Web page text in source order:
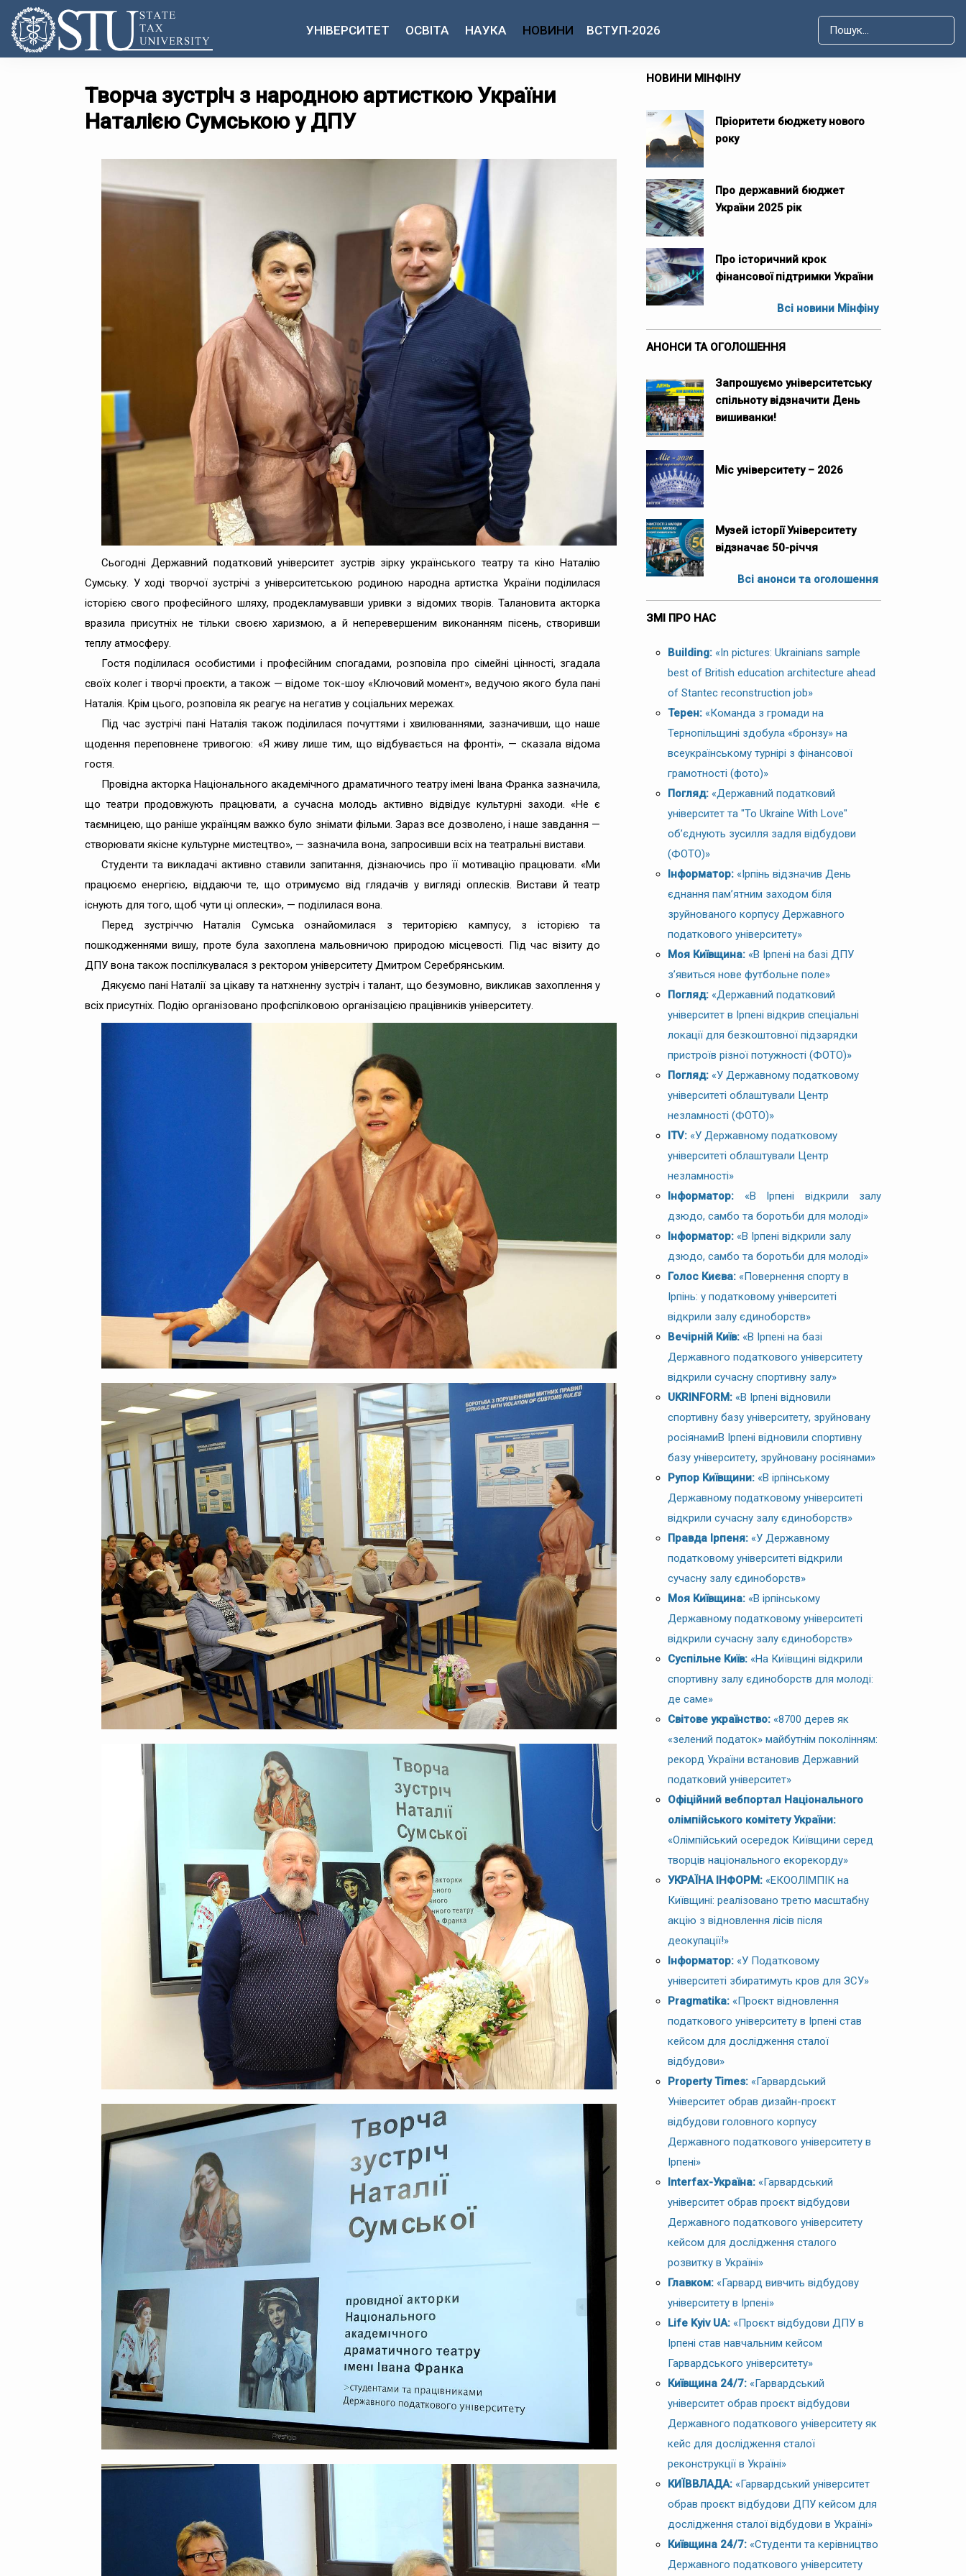
УНІВЕРСИТЕТ ОСВІТА НАУКА НОВИНИ ВСТУП-2026
Творча зустріч з народною артисткою України
Наталією Сумською у ДПУ
Сьогодні Державний податковий університет зустрів зірку українського театру та кіно Наталію
Сумську. У ході творчої зустрічі з університетською родиною народна артистка України поділилася
історією свого професійного шляху, продекламувавши уривки з відомих творів. Талановита акторка
вразила присутніх не тільки своєю харизмою, а й неперевершеним виконанням пісень, створивши
теплу атмосферу.
Гостя поділилася особистими і професійним спогадами, розповіла про сімейні цінності, згадала
своїх колег і творчі проєкти, а також — відоме ток-шоу «Ключовий момент», ведучою якого була пані
Наталія. Крім цього, розповіла як реагує на негатив у соціальних мережах.
Під час зустрічі пані Наталія також поділилася почуттями і хвилюваннями, зазначивши, що наше
щодення переповнене тривогою: «Я живу лише тим, що відбувається на фронті», — сказала відома
гостя.
Провідна акторка Національного академічного драматичного театру імені Івана Франка зазначила,
що театри продовжують працювати, а сучасна молодь активно відвідує культурні заходи. «Не є
таємницею, що раніше українцям важко було знімати фільми. Зараз все дозволено, і наше завдання —
створювати якісне культурне мистецтво», — зазначила вона, запросивши всіх на театральні вистави.
Студенти та викладачі активно ставили запитання, дізнаючись про її мотивацію працювати. «Ми
працюємо енергією, віддаючи те, що отримуємо від глядачів у вигляді оплесків. Вистави й театр
існують для того, щоб чути ці оплески», — поділилася вона.
Перед зустріччю Наталія Сумська ознайомилася з територією кампусу, з історією та
пошкодженнями вишу, проте була захоплена мальовничою природою місцевості. Під час візиту до
ДПУ вона також поспілкувалася з ректором університету Дмитром Серебрянським.
Дякуємо пані Наталії за цікаву та натхненну зустріч і талант, що безумовно, викликав захоплення у
всіх присутніх. Подію організовано профспілковою організацією працівників університету.
НОВИНИ МІНФІНУ
Пріоритети бюджету нового
року
Про державний бюджет
України 2025 рік
Про історичний крок
фінансової підтримки України
Всі новини Мінфіну
АНОНСИ ТА ОГОЛОШЕННЯ
Запрошуємо університетську
спільноту відзначити День
вишиванки!
Міс університету – 2026
Музей історії Університету
відзначає 50-річчя
Всі анонси та оголошення
ЗМІ ПРО НАС
Building: «In pictures: Ukrainians sample
best of British education architecture ahead
of Stantec reconstruction job»
Терен: «Команда з громади на
Тернопільщині здобула «бронзу» на
всеукраїнському турнірі з фінансової
грамотності (фото)»
Погляд: «Державний податковий
університет та "To Ukraine With Love"
об’єднують зусилля задля відбудови
(ФОТО)»
Інформатор: «Ірпінь відзначив День
єднання пам’ятним заходом біля
зруйнованого корпусу Державного
податкового університету»
Моя Київщина: «В Ірпені на базі ДПУ
з’явиться нове футбольне поле»
Погляд: «Державний податковий
університет в Ірпені відкрив спеціальні
локації для безкоштовної підзарядки
пристроїв різної потужності (ФОТО)»
Погляд: «У Державному податковому
університеті облаштували Центр
незламності (ФОТО)»
ITV: «У Державному податковому
університеті облаштували Центр
незламності»
Інформатор: «В Ірпені відкрили залу
дзюдо, самбо та боротьби для молоді»
Інформатор: «В Ірпені відкрили залу
дзюдо, самбо та боротьби для молоді»
Голос Києва: «Повернення спорту в
Ірпінь: у податковому університеті
відкрили залу єдиноборств»
Вечірній Київ: «В Ірпені на базі
Державного податкового університету
відкрили сучасну спортивну залу»
UKRINFORM: «В Ірпені відновили
спортивну базу університету, зруйновану
росіянамиВ Ірпені відновили спортивну
базу університету, зруйновану росіянами»
Рупор Київщини: «В ірпінському
Державному податковому університеті
відкрили сучасну залу єдиноборств»
Правда Ірпеня: «У Державному
податковому університеті відкрили
сучасну залу єдиноборств»
Моя Київщина: «В ірпінському
Державному податковому університеті
відкрили сучасну залу єдиноборств»
Суспільне Київ: «На Київщині відкрили
спортивну залу єдиноборств для молоді:
де саме»
Світове українство: «8700 дерев як
«зелений податок» майбутнім поколінням:
рекорд України встановив Державний
податковий університет»
Офіційний вебпортал Національного
олімпійського комітету України:
«Олімпійський осередок Київщини серед
творців національного екорекорду»
УКРАЇНА ІНФОРМ: «ЕКООЛІМПІК на
Київщині: реалізовано третю масштабну
акцію з відновлення лісів після
деокупації!»
Інформатор: «У Податковому
університеті збиратимуть кров для ЗСУ»
Pragmatika: «Проєкт відновлення
податкового університету в Ірпені став
кейсом для дослідження сталої
відбудови»
Property Times: «Гарвардський
Університет обрав дизайн-проєкт
відбудови головного корпусу
Державного податкового університету в
Ірпені»
Interfax-Україна: «Гарвардський
університет обрав проєкт відбудови
Державного податкового університету
кейсом для дослідження сталого
розвитку в Україні»
Главком: «Гарвард вивчить відбудову
університету в Ірпені»
Life Kyiv UA: «Проєкт відбудови ДПУ в
Ірпені став навчальним кейсом
Гарвардського університету»
Київщина 24/7: «Гарвардський
університет обрав проєкт відбудови
Державного податкового університету як
кейс для дослідження сталої
реконструкції в Україні»
КИЇВВЛАДА: «Гарвардський університет
обрав проєкт відбудови ДПУ кейсом для
дослідження сталої відбудови в Україні»
Київщина 24/7: «Студенти та керівництво
Державного податкового університету